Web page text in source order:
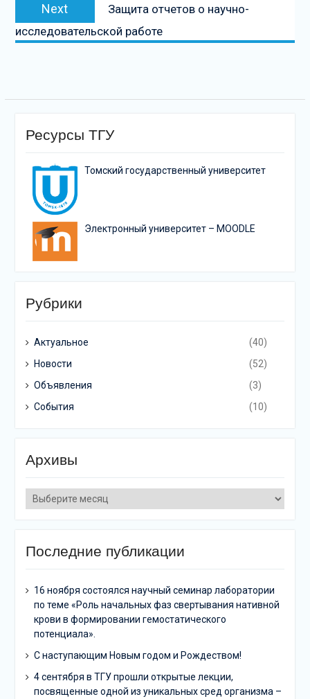
Next
post:
Защита отчетов о научно-
исследовательской работе
Ресурсы ТГУ
Томский государственный университет
Электронный университет – MOODLE
Рубрики
Актуальное
(40)
Новости
(52)
Объявления
(3)
События
(10)
Архивы
Архивы
Последние публикации
16 ноября состоялся научный семинар лаборатории
по теме «Роль начальных фаз свертывания нативной
крови в формировании гемостатического
потенциала».
C наступающим Новым годом и Рождеством!
4 сентября в ТГУ прошли открытые лекции,
посвященные одной из уникальных сред организма –